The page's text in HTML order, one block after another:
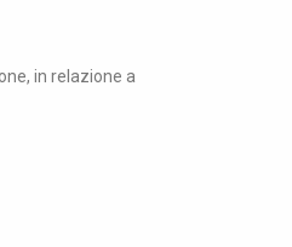
in relazione a